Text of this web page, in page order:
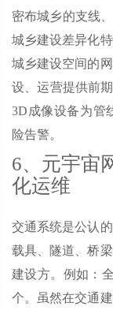
密布城乡的支线
城乡建设差异化
城乡建设空间的
设、运营提供前
3D成像设备为管
险告警。
6、元宇宙
化运维
交通系统是公认
载具、隧道、桥
建设方。例如：
个。虽然在交通